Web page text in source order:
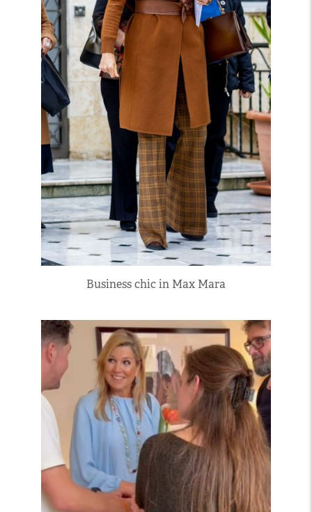
Business chic in Max Mara